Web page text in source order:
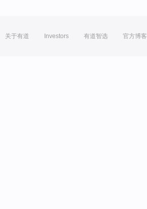
关于有道 Investors 有道智选 官方博客